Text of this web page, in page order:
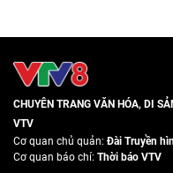
CHUYÊN TRANG VĂN HÓA, DI
VTV
Cơ quan chủ quản:Đài Truyền
Cơ quan báo chí: Thời báo VTV